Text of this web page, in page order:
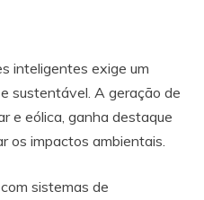
inteligentes exige um
sustentável. A geração de
e eólica, ganha destaque
os impactos ambientais.
sistemas de